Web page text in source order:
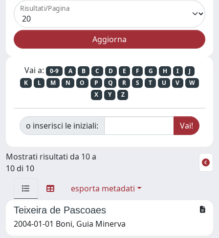
Risultati/Pagina
Vai a: 0-9 A B C D E F G H I
J
K
L M N O P Q R S T U V
W
X
Y Z
o inserisci le iniziali:
Mostrati risultati da 10 a
10 di 10
esporta metadati
Teixeira de Pascoaes
2004-01-01 Boni, Guia Minerva